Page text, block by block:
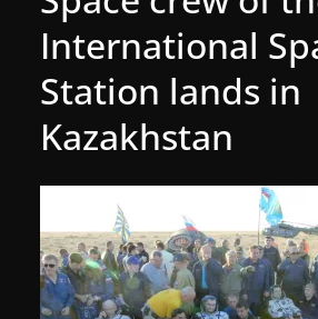
International
Station lands in
Kazakhstan